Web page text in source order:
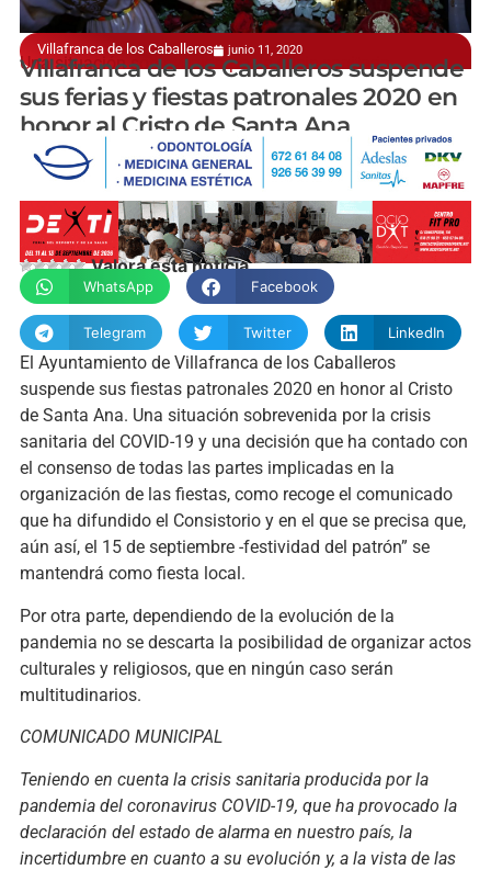
Villafranca de los Caballeros junio 11, 2020
Una situación sobrevenida por la crisis sanitaria
Villafranca de los Caballeros suspende
sus ferias y fiestas patronales 2020 en
honor al Cristo de Santa Ana
manchainformacion.com
Valora esta noticia
WhatsApp Facebook
Telegram Twitter LinkedIn
El Ayuntamiento de Villafranca de los Caballeros
suspende sus fiestas patronales 2020 en honor al Cristo
de Santa Ana. Una situación sobrevenida por la crisis
sanitaria del COVID-19 y una decisión que ha contado con
el consenso de todas las partes implicadas en la
organización de las fiestas, como recoge el comunicado
que ha difundido el Consistorio y en el que se precisa que,
aún así, el 15 de septiembre -festividad del patrón” se
mantendrá como fiesta local.
Por otra parte, dependiendo de la evolución de la
pandemia no se descarta la posibilidad de organizar actos
culturales y religiosos, que en ningún caso serán
multitudinarios.
COMUNICADO MUNICIPAL
Teniendo en cuenta la crisis sanitaria producida por la
pandemia del coronavirus COVID-19, que ha provocado la
declaración del estado de alarma en nuestro país, la
incertidumbre en cuanto a su evolución y, a la vista de las